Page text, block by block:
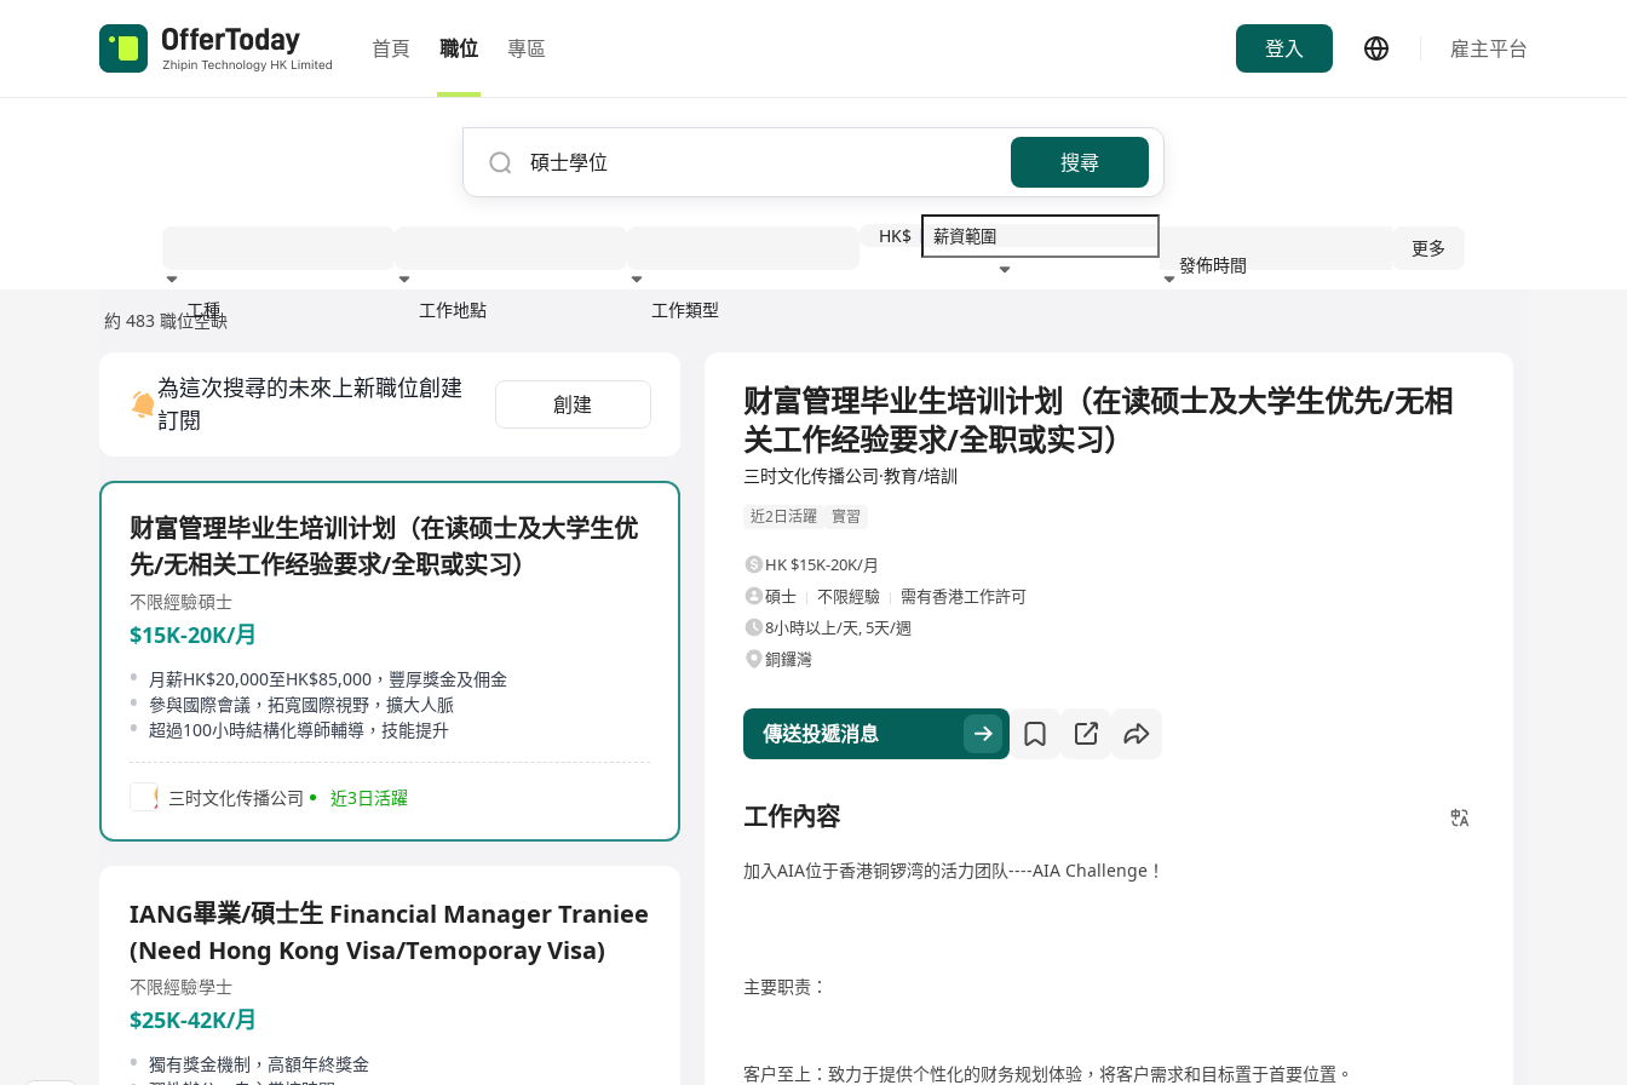
首頁 職位 專區 登入 雇主平台
搜尋
工種 工作地點 工作類型
HK$
發佈時間
更多
約 483 職位空缺
為這次搜尋的未來上新職位創建
訂閱
創建
财富管理毕业生培训计划（在读硕士及大学生优
先/无相关工作经验要求/全职或实习）
不限經驗碩士
$15K-20K/月
月薪HK$20,000至HK$85,000，豐厚獎金及佣金
參與國際會議，拓寬國際視野，擴大人脈
超過100小時結構化導師輔導，技能提升
三时文化传播公司 近3日活躍
IANG畢業/碩士生 Financial Manager Traniee
(Need Hong Kong Visa/Temoporay Visa)
不限經驗學士
$25K-42K/月
獨有獎金機制，高額年終獎金
财富管理毕业生培训计划（在读硕士及大学生优先/无相
关工作经验要求/全职或实习）
三时文化传播公司·教育/培訓
近2日活躍 實習
HK $15K-20K/月
碩士
不限經驗
需有香港工作許可
8小時以上/天, 5天/週
銅鑼灣
傳送投遞消息
工作內容
加入AIA位于香港铜锣湾的活力团队----AIA Challenge！
主要职责：
客户至上：致力于提供个性化的财务规划体验，将客户需求和目标置于首要位置。